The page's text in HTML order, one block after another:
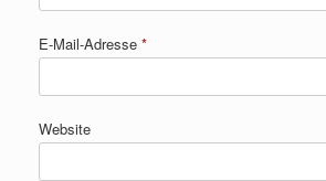
E-Mail-Adresse *
Website